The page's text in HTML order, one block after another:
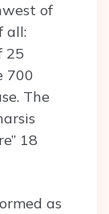
of
all:
25
700
The
18
as